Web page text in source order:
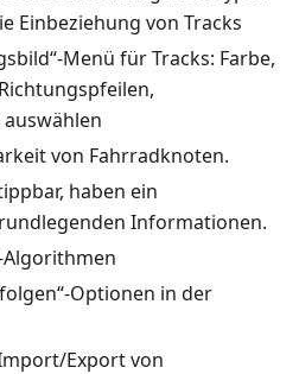
Einbeziehung von Tracks
Menü für Tracks: Farbe,
von Fahrradknoten.
haben ein
Informationen.
Algorithmen
Optionen in der
Export von